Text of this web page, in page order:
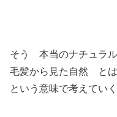
そう 本当のナチュラ
毛髪から見た自然 とは
という意味で考えてい